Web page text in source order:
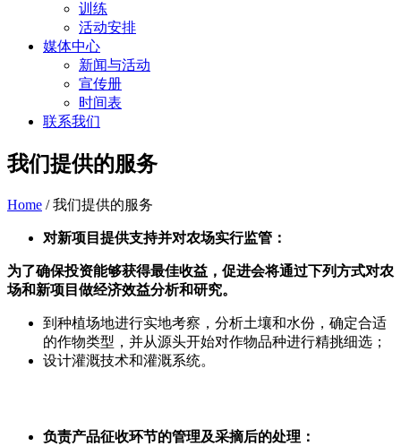
训练
活动安排
媒体中心
新闻与活动
宣传册
时间表
联系我们
我们提供的服务
Home /我们提供的服务
对新项目提供支持并对农场实行监管：
为了确保投资能够获得最佳收益，促进会将通过下列方式对农
场和新项目做经济效益分析和研究。
到种植场地进行实地考察，分析土壤和水份，确定合适
的作物类型，并从源头开始对作物品种进行精挑细选；
设计灌溉技术和灌溉系统。
负责产品征收环节的管理及采摘后的处理：